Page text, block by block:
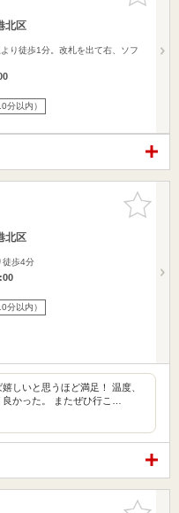
北区
り徒歩1分。改札を出て右、ソフ
分以内）
お気に入
りに追加
北区
徒歩4分
分以内）
しいと思うほど満足！ 温度、
かった。 またぜひ行こ…
お気に入